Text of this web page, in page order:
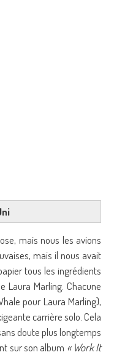
mais nous les avions
mais il nous avait
tous les ingrédients
Marling. Chacune
pour Laura Marling),
carrière solo. Cela
doute plus longtemps
sur son album « Work It